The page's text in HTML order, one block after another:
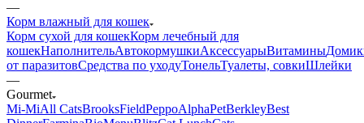
—
Корм влажный для кошек
Корм сухой для кошекКорм лечебный для
кошекНаполнительАвтокормушкиАксессуарыВитамины
от паразитовСредства по уходуТонельТуалеты, совкиШлейки
—
Gourmet
Mi-МiAll CatsBrooksFieldPeppoAlphaPetBerkleyBest